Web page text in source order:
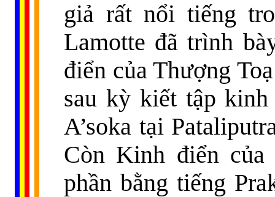
giả rất nổi tiếng
Lamotte đã trình
điển của Thượng
sau kỳ kiết tập
A’soka tại
Còn Kinh điển của
phần bằng tiếng